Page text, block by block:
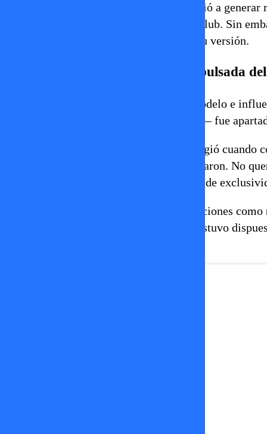
volvió a generar
Kbros Club. Sin
video respondiendo y negando parte de su versión.
Disley Ramos aseguró que fue expulsada
La polémica comenzó luego de que la modelo e
decisión personal, sino que —según ella— fue
De acuerdo con su relato, el conflicto surgió
. “Ellos me echaron. No
se le habría propuesto firmar un contrato de
Según explicó, ese acuerdo incluía condiciones
manera independiente, algo que ella no estuvo